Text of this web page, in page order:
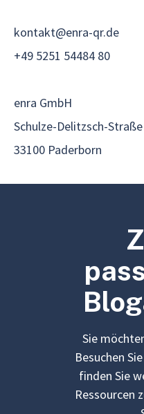
kontakt@enra-qr.de
+49 5251 54484 80
enra GmbH
Schulze-Delitzsch-
33100 Paderborn
Sie
Besuchen
finden Sie
Ressourcen